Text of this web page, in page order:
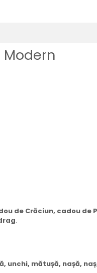
de Crăciun, cadou de
.
mătușă, nașă,